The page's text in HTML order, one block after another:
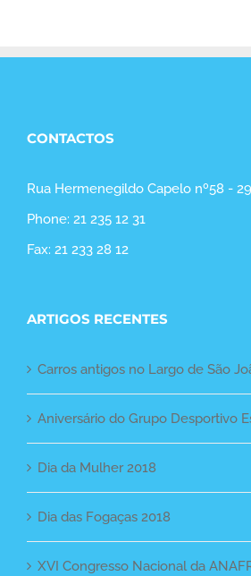
CONTACTOS
Rua Hermenegildo Capelo nº58 -
Phone: 21 235 12 31
Fax: 21 233 28 12
ARTIGOS RECENTES
Carros antigos no Largo de São
Aniversário do Grupo Desportivo
Dia da Mulher 2018
Dia das Fogaças 2018
XVI Congresso Nacional da